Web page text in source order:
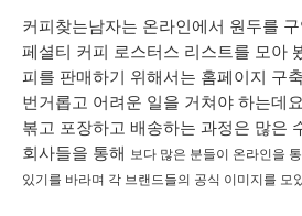
커피찾는남자는 온라인에서 원두를
페셜티 커피 로스터스 리스트를 모아
피를 판매하기 위해서는 홈페이지 구
번거롭고 어려운 일을 거쳐야 하는데
볶고 포장하고 배송하는 과정은 많은
회사들을 통해 보다 많은 분들이 온라인을
있기를 바라며 각 브랜드들의 공식 이미지를 모